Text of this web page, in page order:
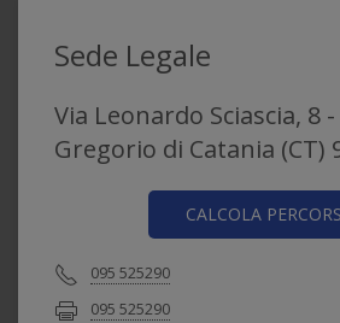
Sede Legale
Via Leonardo Sciascia, 8 -
Gregorio di Catania (CT)
CALCOLA
095 525290
095 525290